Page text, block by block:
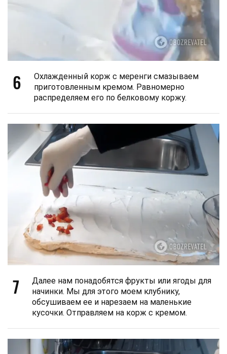
6
Охлажденный корж с меренги смазываем
приготовленным кремом. Равномерно
распределяем его по белковому коржу.
7
Далее нам понадобятся фрукты или ягоды для
начинки. Мы для этого моем клубнику,
обсушиваем ее и нарезаем на маленькие
кусочки. Отправляем на корж с кремом.